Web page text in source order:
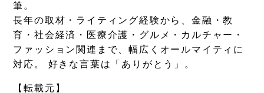
筆。
長年の取材・ライティング経験から、金融・教
育・社会経済・医療介護・グルメ・カルチャー・
ファッション関連まで、幅広くオールマイティに
対応。 好きな言葉は「ありがとう」。
【転載元】